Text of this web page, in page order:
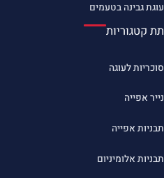
עוגת גבינה בטעמים
תת קטגוריות
סוכריות לעוגה
נייר אפייה
תבניות אפייה
תבניות אלומיניום